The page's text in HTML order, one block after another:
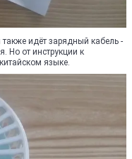
также идёт зарядный кабель -
Но от инструкции к
языке.